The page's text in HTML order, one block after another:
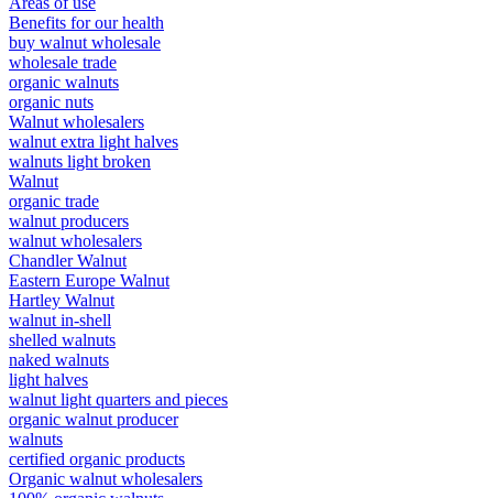
Benefits for our health
buy walnut wholesale
wholesale trade
organic walnuts
organic nuts
Walnut wholesalers
walnut extra light halves
walnuts light broken
Walnut
organic trade
walnut producers
walnut wholesalers
Chandler Walnut
Eastern Europe Walnut
Hartley Walnut
walnut in-shell
shelled walnuts
naked walnuts
light halves
walnut light quarters and pieces
organic walnut producer
walnuts
certified organic products
Organic walnut wholesalers